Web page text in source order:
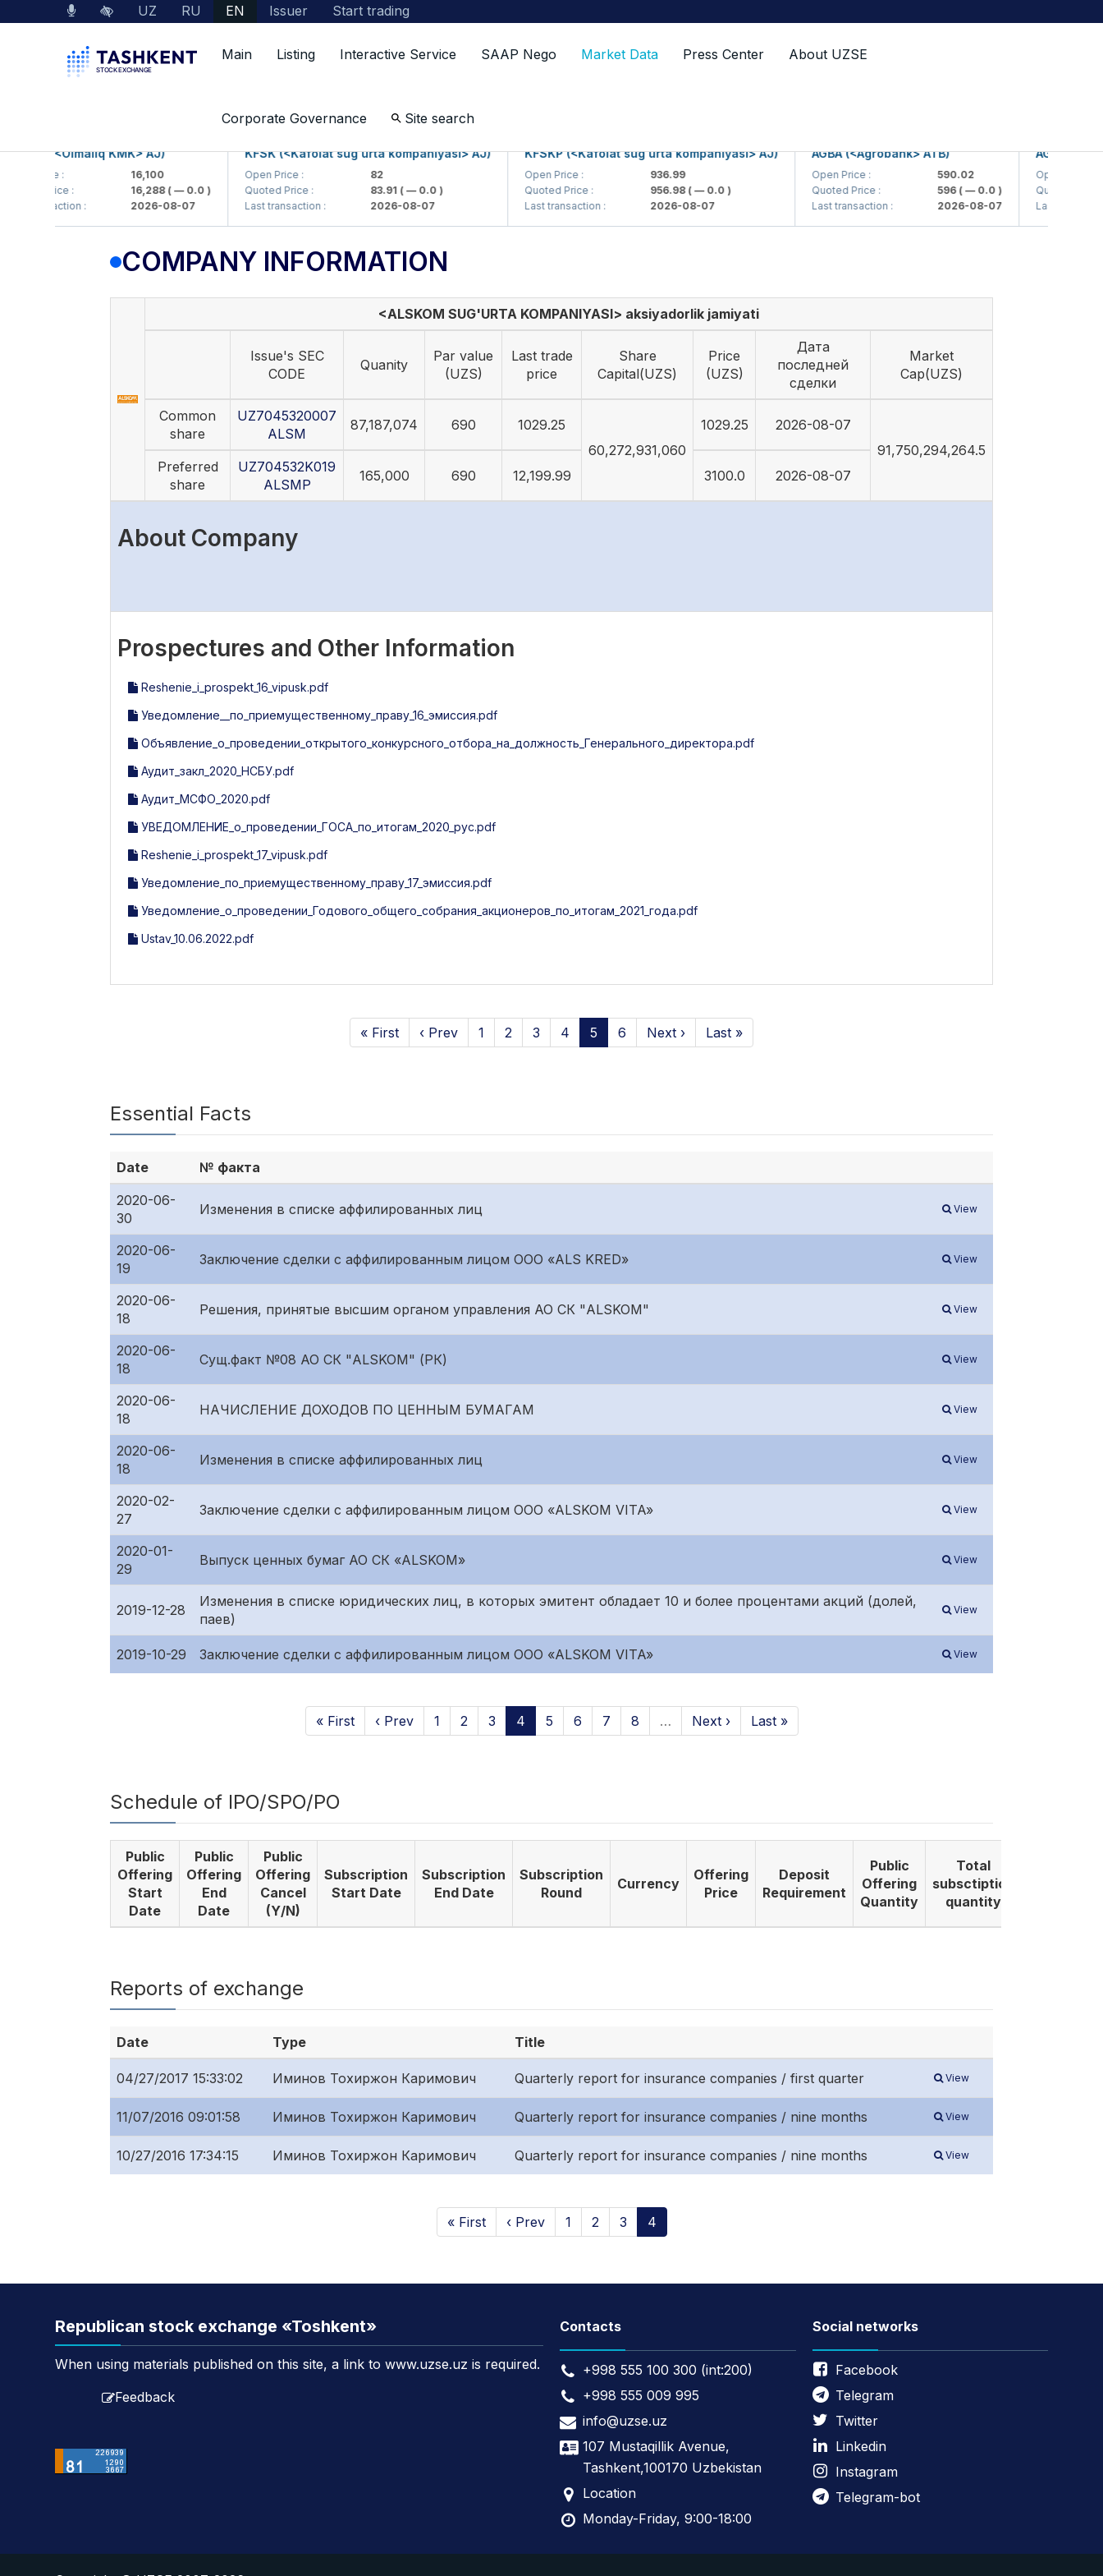
UZ RU EN Issuer Start trading
Main Listing Interactive Service SAAP Nego Market Data Press Center About UZSE
Corporate Governance Site search
Company Information
(<Olmaliq KMK> AJ)
16,100
16,288( — 0.0 )
transaction :
2026-08-07
KFSK (<Kafolat sug'urta kompaniyasi> AJ)
Open Price :
Quoted Price :
83.91( — 0.0 )
Last transaction :
2026-08-07
KFSKP (<Kafolat sug'urta kompaniyasi> AJ)
Open Price :
936.99
Quoted Price :
956.98( — 0.0 )
Last transaction :
2026-08-07
AGBA (<Agrobank> ATB)
Open Price :
590.02
Quoted Price :
596( — 0.0 )
Last transaction :
2026-08-07
AGBAP
Open Price :
Quoted Price :
Last transaction :
COMPANY INFORMATION
<ALSKOM SUG'URTA KOMPANIYASI> aksiyadorlik jamiyati
Issue's SEC
CODE
Quanity
Par value
(UZS)
Last trade
price
Share
Capital(UZS)
Price
(UZS)
Дата
последней
сделки
Market
Cap(UZS)
Common
share
UZ7045320007
ALSM
87,187,074 690
1029.25
60,272,931,060
1029.25
2026-08-07
91,750,294,264.5
Preferred
share
UZ704532K019
ALSMP
165,000 690 12,199.99 3100.0 2026-08-07
About Company
Prospectures and Other Information
Reshenie_i_prospekt_16_vipusk.pdf
Уведомление__по_приемущественному_праву_16_эмиссия.pdf
Объявление_о_проведении_открытого_конкурсного_отбора_на_должность_Генерального_директора.pdf
Аудит_закл_2020_НСБУ.pdf
Аудит_МСФО_2020.pdf
УВЕДОМЛЕНИЕ_о_проведении_ГОСА_по_итогам_2020_рус.pdf
Reshenie_i_prospekt_17_vipusk.pdf
Уведомление_по_приемущественному_праву_17_эмиссия.pdf
Уведомление_о_проведении_Годового_общего_собрания_акционеров_по_итогам_2021_года.pdf
Ustav_10.06.2022.pdf
« First ‹ Prev 1 2 3 4 5 6 Next › Last »
Essential Facts
Date
№ факта
2020-06-
30
Изменения в списке аффилированных лиц View
2020-06-
19
Заключение сделки с аффилированным лицом ООО «ALS KRED» View
2020-06-
18
Решения, принятые высшим органом управления АО СК "ALSKOM" View
2020-06-
18
Сущ.факт №08 АО СК "ALSKOM" (РК) View
2020-06-
18
НАЧИСЛЕНИЕ ДОХОДОВ ПО ЦЕННЫМ БУМАГАМ View
2020-06-
18
Изменения в списке аффилированных лиц View
2020-02-
27
Заключение сделки с аффилированным лицом ООО «ALSKOM VITA» View
2020-01-
29
Выпуск ценных бумаг АО СК «ALSKOM» View
2019-12-28
Изменения в списке юридических лиц, в которых эмитент обладает 10 и более процентами акций (долей,
паев)
View
2019-10-29 Заключение сделки с аффилированным лицом ООО «ALSKOM VITA» View
« First ‹ Prev 1 2 3 4 5 6 7 8 … Next › Last »
Schedule of IPO/SPO/PO
Public
Offering
Start
Date
Public
Offering
End
Date
Public
Offering
Cancel
(Y/N)
Subscription
Start Date
Subscription
End Date
Subscription
Round
Currency
Offering
Price
Deposit
Requirement
Public
Offering
Quantity
Total
subsctiption
quantity
Reports of exchange
Date Type Title
04/27/2017 15:33:02 Иминов Тохиржон Каримович Quarterly report for insurance companies / first quarter View
11/07/2016 09:01:58 Иминов Тохиржон Каримович Quarterly report for insurance companies / nine months View
10/27/2016 17:34:15 Иминов Тохиржон Каримович Quarterly report for insurance companies / nine months View
« First ‹ Prev 1 2 3 4
Republican stock exchange «Toshkent»
When using materials published on this site, a link to www.uzse.uz is required.
Feedback
Contacts
+998 555 100 300 (int:200)
+998 555 009 995
info@uzse.uz
107 Mustaqillik Avenue,
Tashkent,100170 Uzbekistan
Location
Monday-Friday, 9:00-18:00
Social networks
Facebook
Telegram
Twitter
Linkedin
Instagram
Telegram-bot